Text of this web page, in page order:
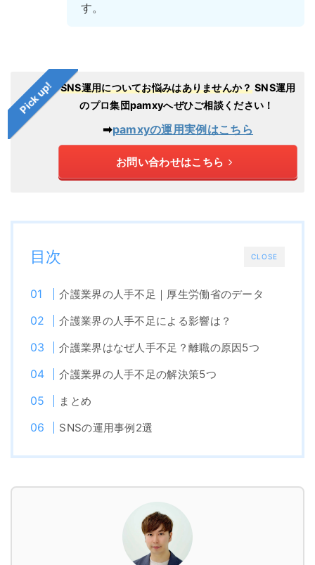
す。
Pick up! SNS運用についてお悩みはありませんか？SNS運用
のプロ集団pamxyへぜひご相談ください！
➡︎pamxyの運用実例はこちら
お問い合わせはこちら
CLOSE
目次
介護業界の人手不足｜厚生労働省のデータ
介護業界の人手不足による影響は？
介護業界はなぜ人手不足？離職の原因5つ
介護業界の人手不足の解決策5つ
まとめ
SNSの運用事例2選